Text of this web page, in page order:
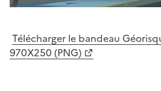
Télécharger le bandeau
970X250 (PNG)